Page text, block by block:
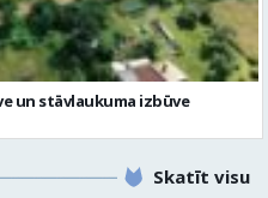
Skatīt visu